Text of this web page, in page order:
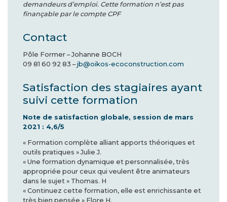
demandeurs d’emploi. Cette formation n’est pas
finançable par le compte CPF
Contact
Pôle Former – Johanne BOCH
09 81 60 92 83 –jb@oikos-ecoconstruction.com
Satisfaction des stagiaires ayant
suivi cette formation
Note de satisfaction globale, session de mars
2021 : 4,6/5
« Formation complète alliant apports théoriques et
outils pratiques » Julie J.
« Une formation dynamique et personnalisée, très
appropriée pour ceux qui veulent être animateurs
dans le sujet » Thomas. H
« Continuez cette formation, elle est enrichissante et
très bien pensée » Flore H.